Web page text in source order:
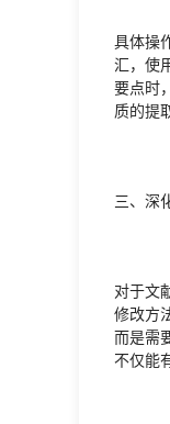
具体操
汇，使
要点时
质的提
三、深
对于文
修改方
而是需
不仅能